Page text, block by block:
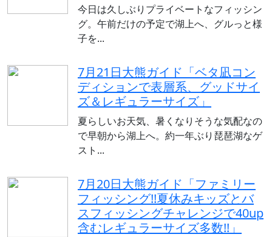
今日は久しぶりプライベートなフィッシン
グ。午前だけの予定で湖上へ、グルっと様
子を...
7月21日大熊ガイド「ベタ凪コン
ディションで表層系、グッドサイ
ズ＆レギュラーサイズ」
夏らしいお天気、暑くなりそうな気配なの
で早朝から湖上へ。約一年ぶり琵琶湖なゲ
スト...
7月20日大熊ガイド「ファミリー
フィッシング!!夏休みキッズとバ
スフィッシングチャレンジで40up
含むレギュラーサイズ多数!!」